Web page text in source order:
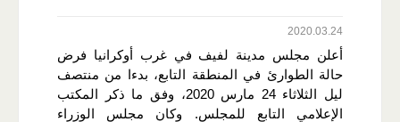
2020.03.24
أعلن مجلس مدينة لفيف في غرب أوكرانيا فرض
حالة الطوارئ في المنطقة التابع، بدءا من منتصف
ليل الثلاثاء 24 مارس 2020، وفق ما ذكر المكتب
الإعلامي التابع للمجلس. وكان مجلس الوزراء